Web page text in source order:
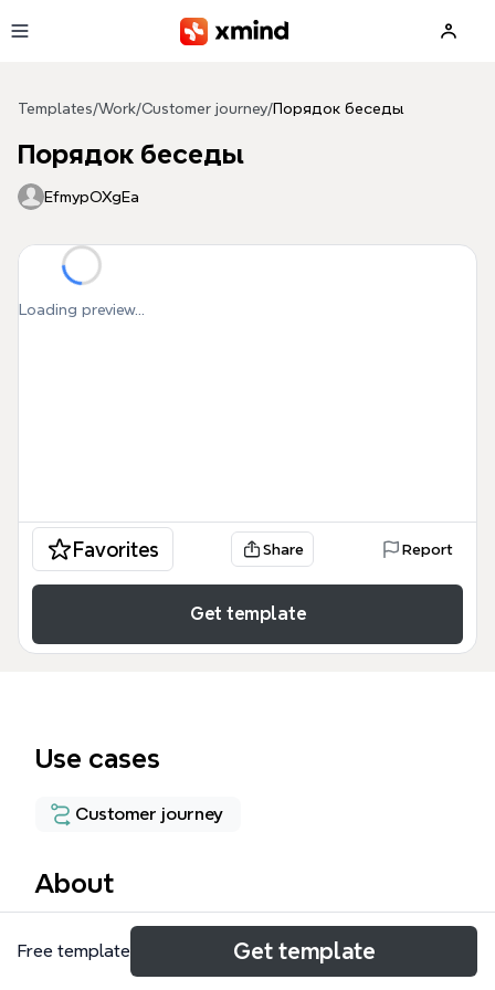
Templates/Work/Customer journey/Порядок беседы
Порядок беседы
EfmypOXgEa
Loading preview...
Favorites Share Report
Get template
Use cases
Customer journey
About
Порядок беседы mind map — это
профессиональный инструмент для менеджеров
Free template Get template